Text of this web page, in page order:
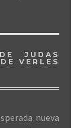
JUDAS
VERLES
nueva